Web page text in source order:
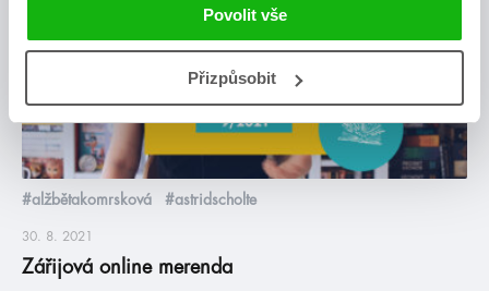
Povolit vše
Přizpůsobit
#alžbětakomrsková #astridscholte
30. 8. 2021
Zářijová online merenda